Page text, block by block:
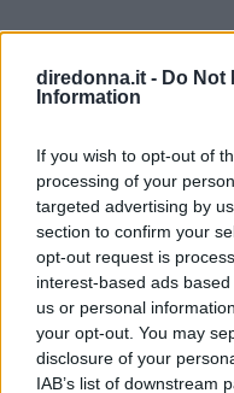
diredonna.it - Do Not
Information
If you wish to opt-out of
processing of your
targeted advertising by
section to confirm your
opt-out request is
interest-based ads
us or personal
your opt-out. You may
disclosure of your
IAB’s list of downstream
Retro Matte Liquid Lipcolour